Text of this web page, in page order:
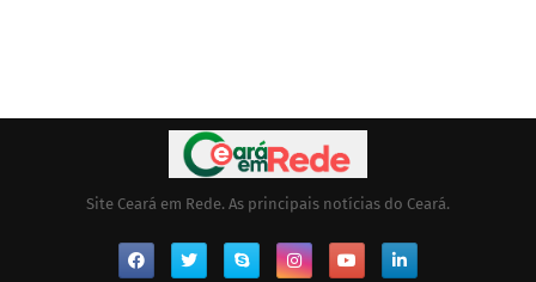
Site Ceará em Rede. As principais notícias do Ceará.